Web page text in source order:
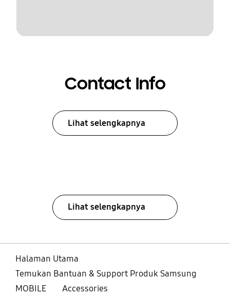
Contact Info
Lihat selengkapnya
Lihat selengkapnya
Halaman Utama
Temukan Bantuan & Support Produk Samsung
MOBILE
Accessories